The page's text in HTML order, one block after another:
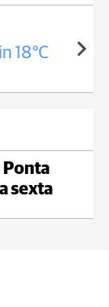
18°C
Ponta
sexta